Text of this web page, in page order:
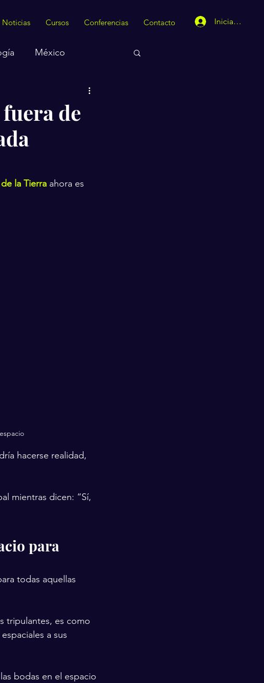
Noticias Cursos Conferencias Contacto Iniciar sesión
México
de
la Tierra ahora es
hacerse realidad,
mientras dicen: “Sí,
para
todas aquellas
tripulantes, es como
a sus
bodas en el espacio